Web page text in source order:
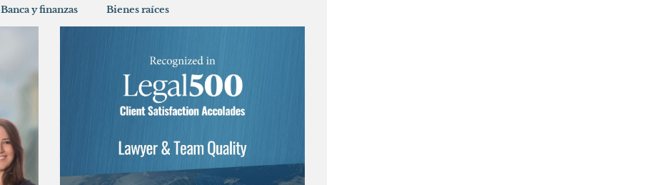
Banca y finanzas Bienes raíces